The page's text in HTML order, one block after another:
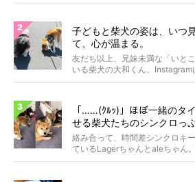
子どもと柴犬の姿は、いつ
て、心が温まる。
友だち以上、兄妹未満な「いと
いる柴犬の大和くん。Instagram
「……(ｸﾙｯ)」ほぼ一緒のタ
せる柴犬たちのシンクロっ
絡み合って、時間差シンクロキ
ているLagerちゃんとaleちゃん